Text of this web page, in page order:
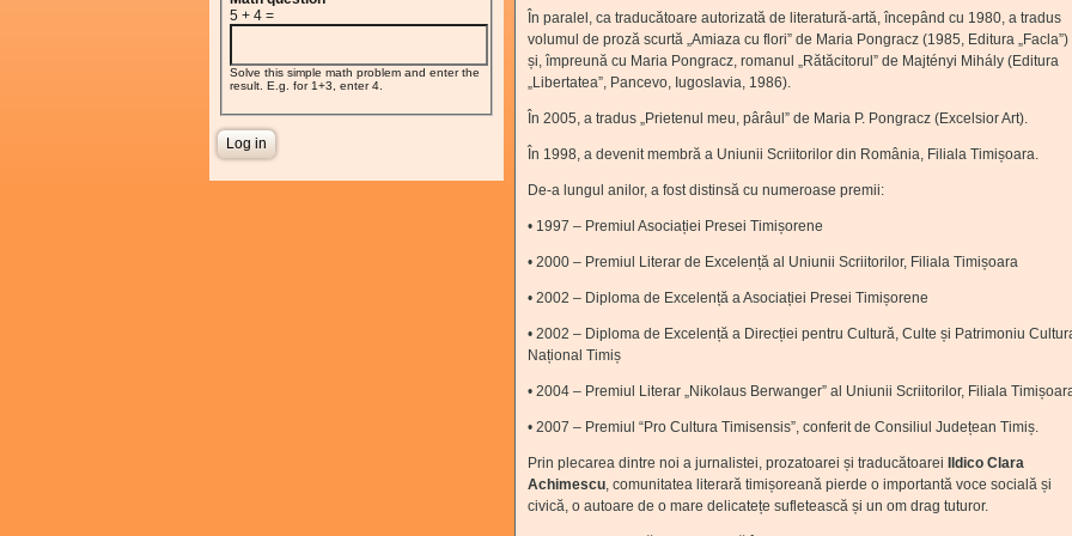
5 + 4 =
Solve this simple math problem and enter the
result. E.g. for 1+3, enter 4.
În paralel, ca traducătoare autorizată de literatură-artă, începând cu 1980, a tradus
volumul de proză scurtă „Amiaza cu flori” de Maria Pongracz (1985, Editura „Facla”)
și, împreună cu Maria Pongracz, romanul „Rătăcitorul” de Majtényi Mihály (Editura
„Libertatea”, Pancevo, Iugoslavia, 1986).
În 2005, a tradus „Prietenul meu, pârâul” de Maria P. Pongracz (Excelsior Art).
În 1998, a devenit membră a Uniunii Scriitorilor din România, Filiala Timișoara.
De-a lungul anilor, a fost distinsă cu numeroase premii:
• 1997 – Premiul Asociației Presei Timișorene
• 2000 – Premiul Literar de Excelență al Uniunii Scriitorilor, Filiala Timișoara
• 2002 – Diploma de Excelență a Asociației Presei Timișorene
• 2002 – Diploma de Excelență a Direcției pentru Cultură, Culte și Patrimoniu
Național Timiș
• 2004 – Premiul Literar „Nikolaus Berwanger” al Uniunii Scriitorilor, Filiala
• 2007 – Premiul “Pro Cultura Timisensis”, conferit de Consiliul Județean Timiș.
Prin plecarea dintre noi a jurnalistei, prozatoarei și traducătoarei Ildico Clara
Achimescu, comunitatea literară timișoreană pierde o importantă voce socială și
civică, o autoare de o mare delicatețe sufletească și un om drag tuturor.